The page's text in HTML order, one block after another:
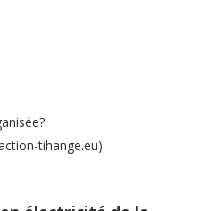
tihange.eu)